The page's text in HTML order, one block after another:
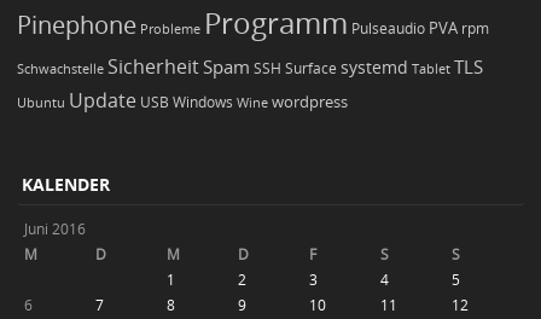
Pinephone Probleme Programm Pulseaudio PVA rpm
Schwachstelle Sicherheit Spam SSH Surface systemd Tablet TLS
Ubuntu Update USB Windows Wine wordpress
KALENDER
Juni 2016
M
D M D F S
S
1
2 3 4
5
6
7 8 9 10 11 12